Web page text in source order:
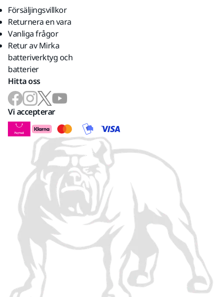
Försäljingsvillkor
Returnera en vara
Vanliga frågor
Retur av Mirka
batteriverktyg och
batterier
Hitta oss
Vi accepterar